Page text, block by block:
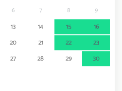
6 7 8 9
13 14 15
16
20 21 22
23
27 28 29
30